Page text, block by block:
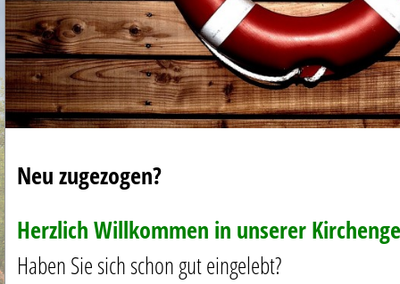
Neu zugezogen?
Herzlich Willkommen in unserer
Haben Sie sich schon gut eingelebt?